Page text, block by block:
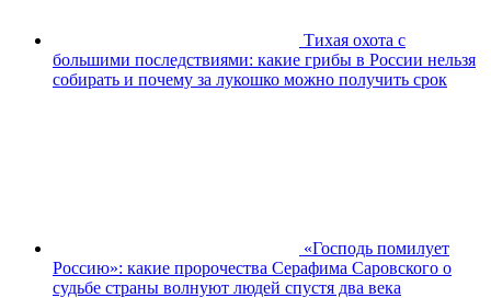
Тихая охота с
большими последствиями: какие грибы в России нельзя
собирать и почему за лукошко можно получить срок
«Господь помилует
Россию»: какие пророчества Серафима Саровского о
судьбе страны волнуют людей спустя два века